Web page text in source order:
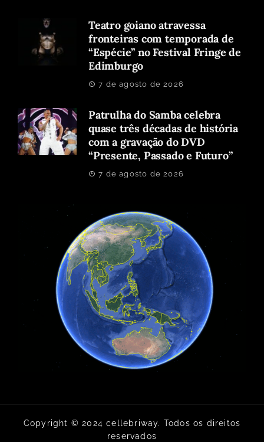
Teatro goiano atravessa
fronteiras com temporada de
“Espécie” no Festival Fringe de
Edimburgo
7 de agosto de 2026
Patrulha do Samba celebra
quase três décadas de história
com a gravação do DVD
“Presente, Passado e Futuro”
7 de agosto de 2026
Copyright © 2024 cellebriway. Todos os direitos
reservados